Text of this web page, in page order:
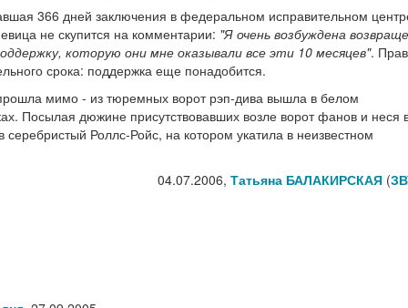
366 дней заключения в федеральном исправительном
не скупится на комментарии: "Я очень возбуждена
которую они мне оказывали все эти 10 месяцев".
срока: поддержка еще понадобится.
мимо - из тюремных ворот рэп-дива вышла в белом
Посылая дюжине присутствовавших возле ворот фанов и неся
Роллс-Ройс, на котором укатила в неизвестном
04.07.2006, Татьяна БАЛАКИРСКАЯ(